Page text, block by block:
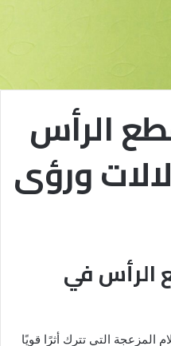
الرأس
ورؤى
الرأس في
المزعجة التي تترك أثرًا قويًا